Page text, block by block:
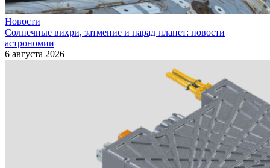
Новости
Солнечные вихри, затмение и парад планет: новости
астрономии
6 августа 2026